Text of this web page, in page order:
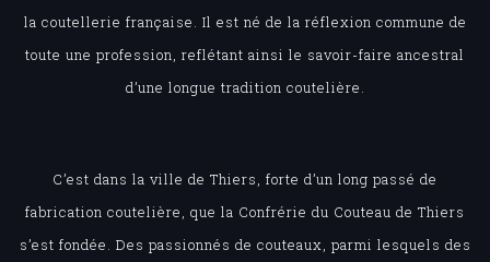
la coutellerie française. Il est né de la réflexion commune de
toute une profession, reflétant ainsi le savoir-faire ancestral
d’une longue tradition coutelière.
C’est dans la ville de Thiers, forte d’un long passé de
fabrication coutelière, que la Confrérie du Couteau de Thiers
s’est fondée. Des passionnés de couteaux, parmi lesquels des